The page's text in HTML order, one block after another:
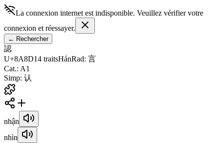
La connexion internet est indisponible. Veuillez vérifier votre
connexion et réessayer.
← Rechercher
認
U+8A8D14 traitsHánRad: 言
Cat.: A1
Simp: 认
nhận
nhìn